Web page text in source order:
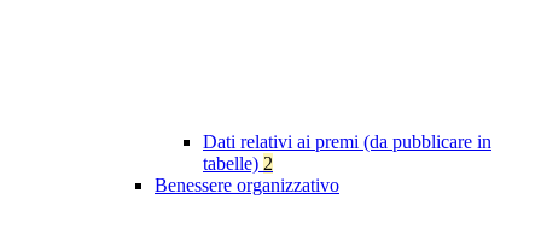
Dati relativi ai premi (da pubblicare in
tabelle) 2
Benessere organizzativo